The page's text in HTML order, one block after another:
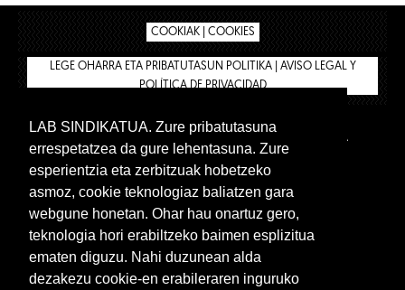
COOKIAK | COOKIES
LEGE OHARRA ETA PRIBATUTASUN POLITIKA | AVISO LEGAL Y
POLÍTICA DE PRIVACIDAD
BIZILAN.EUS
TIENDA
INTRANET 🔑
Euskera Castellano
LAB SINDIKATUA. Zure pribatutasuna
errespetatzea da gure lehentasuna. Zure
esperientzia eta zerbitzuak hobetzeko
asmoz, cookie teknologiaz baliatzen gara
webgune honetan. Ohar hau onartuz gero,
teknologia hori erabiltzeko baimen esplizitua
ematen diguzu. Nahi duzunean alda
dezakezu cookie-en erabileraren inguruko